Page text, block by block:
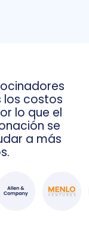
los costos
lo que el
se
a más